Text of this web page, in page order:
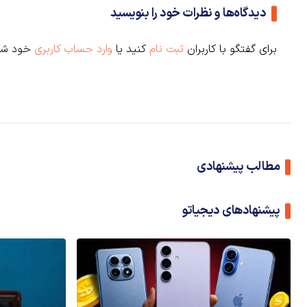
دیدگاه‌ها و نظرات خود را بنویسید
برای گفتگو با کاربران ثبت نام کنید یا وارد حساب کاربری خود
مطالب پیشنهادی
پیشنهادهای دیجیاتو